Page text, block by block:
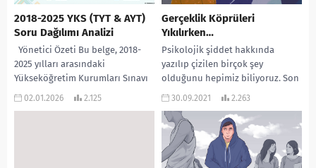
2018-2025 YKS (TYT & AYT)
Soru Dağılımı Analizi
Yönetici Özeti Bu belge, 2018-
2025 yılları arasındaki
Yükseköğretim Kurumları Sınavı
(YKS) kapsamında yer alan Temel
02.01.2026 2.125
Gerçeklik Köprüleri
Yıkılırken…
Psikolojik şiddet hakkında
yazılıp çizilen birçok şey
olduğunu hepimiz biliyoruz. Son
zamanlarda ise karşımıza yepyeni
istismarın...
30.09.2021 2.263